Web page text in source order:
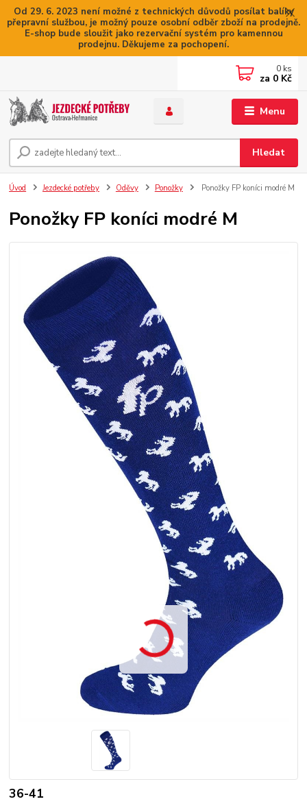
Od 29. 6. 2023 není možné z technických důvodů posílat balíky
přepravní službou, je možný pouze osobní odběr zboží na prodejně.
E-shop bude sloužit jako rezervační systém pro kamennou
prodejnu. Děkujeme za pochopení.
Menu
Hledat
0 ks
za 0 Kč
Úvod Jezdecké potřeby Oděvy Ponožky Ponožky FP koníci modré M
Ponožky FP koníci modré M
36-41